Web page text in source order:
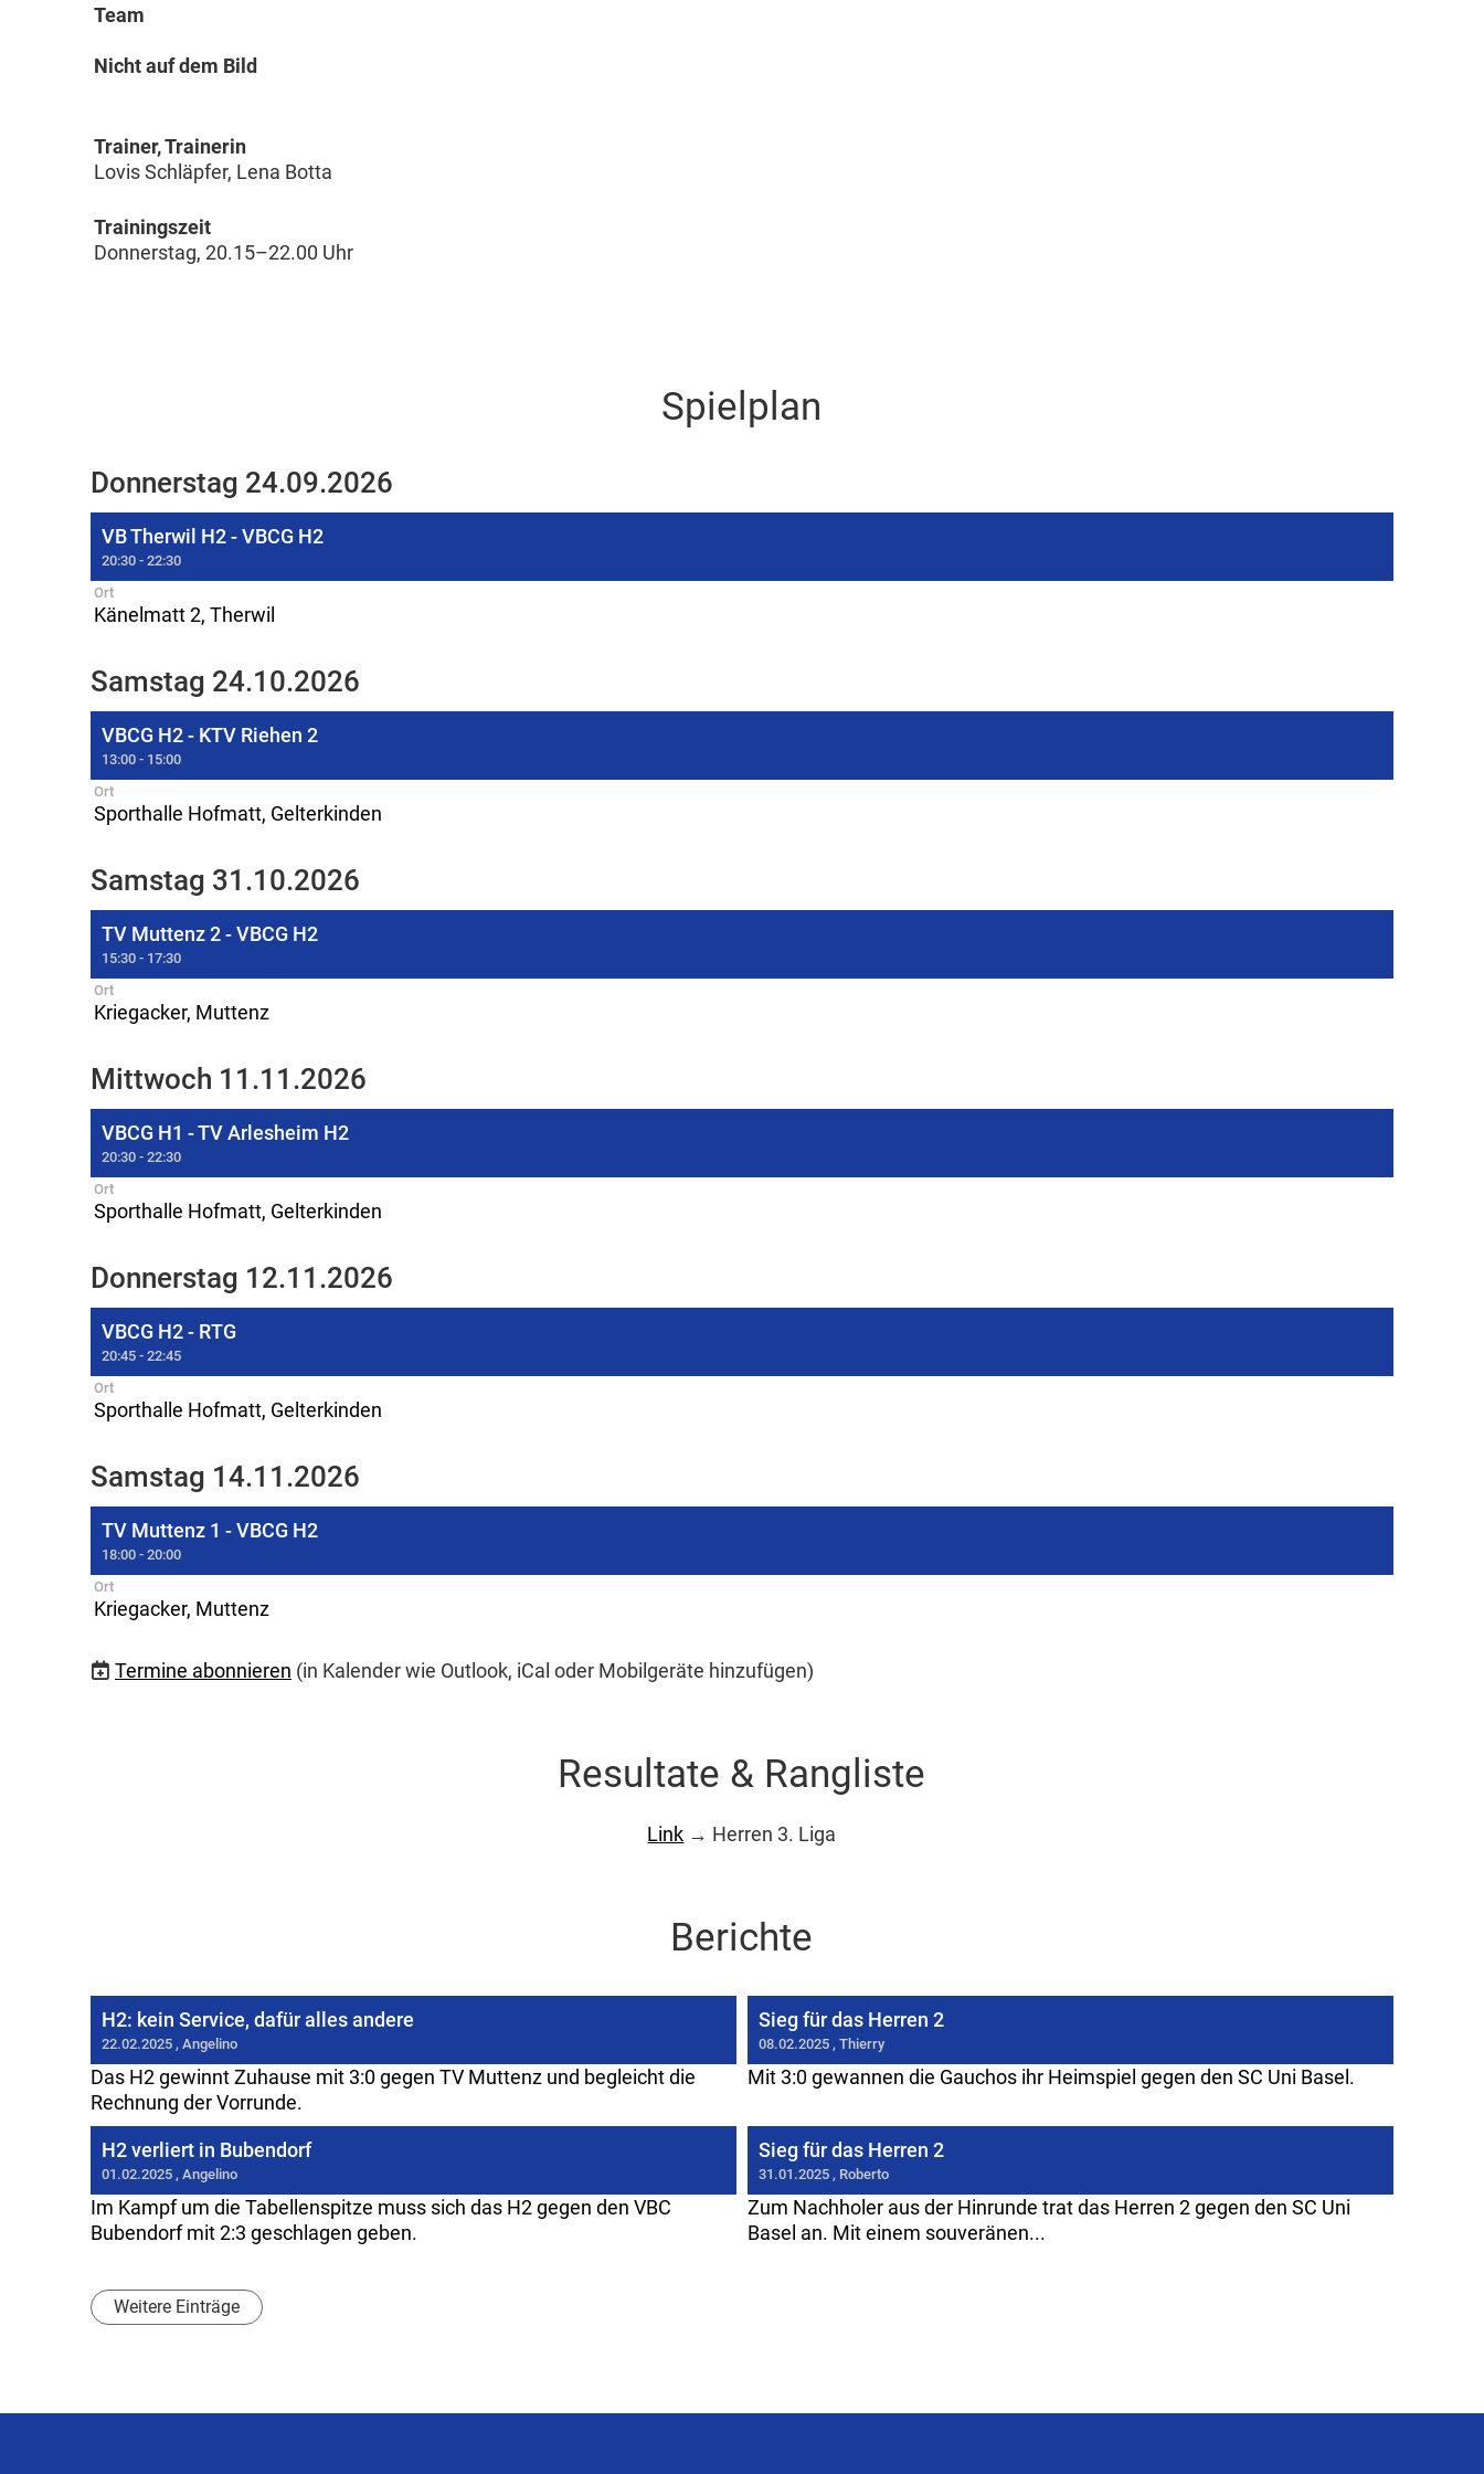
Team
Nicht auf dem Bild
Trainer, Trainerin
Lovis Schläpfer, Lena Botta
Trainingszeit
Donnerstag, 20.15–22.00 Uhr
Spielplan
Donnerstag 24.09.2026
VB Therwil H2 - VBCG H2
20:30 - 22:30
Ort
Känelmatt 2, Therwil
Samstag 24.10.2026
VBCG H2 - KTV Riehen 2
13:00 - 15:00
Ort
Sporthalle Hofmatt, Gelterkinden
Samstag 31.10.2026
TV Muttenz 2 - VBCG H2
15:30 - 17:30
Ort
Kriegacker, Muttenz
Mittwoch 11.11.2026
VBCG H1 - TV Arlesheim H2
20:30 - 22:30
Ort
Sporthalle Hofmatt, Gelterkinden
Donnerstag 12.11.2026
VBCG H2 - RTG
20:45 - 22:45
Ort
Sporthalle Hofmatt, Gelterkinden
Samstag 14.11.2026
TV Muttenz 1 - VBCG H2
18:00 - 20:00
Ort
Kriegacker, Muttenz
Termine abonnieren (in Kalender wie Outlook, iCal oder Mobilgeräte hinzufügen)
Resultate & Rangliste
Link → Herren 3. Liga
Berichte
H2: kein Service, dafür alles andere
22.02.2025 , Angelino
Das H2 gewinnt Zuhause mit 3:0 gegen TV Muttenz und begleicht die
Rechnung der Vorrunde.
Sieg für das Herren 2
08.02.2025, Thierry
Mit 3:0 gewannen die Gauchos ihr Heimspiel gegen den SC Uni Basel.
H2 verliert in Bubendorf
01.02.2025 , Angelino
Im Kampf um die Tabellenspitze muss sich das H2 gegen den VBC
Bubendorf mit 2:3 geschlagen geben.
Sieg für das Herren 2
31.01.2025, Roberto
Zum Nachholer aus der Hinrunde trat das Herren 2 gegen den SC Uni
Basel an. Mit einem souveränen...
Weitere Einträge